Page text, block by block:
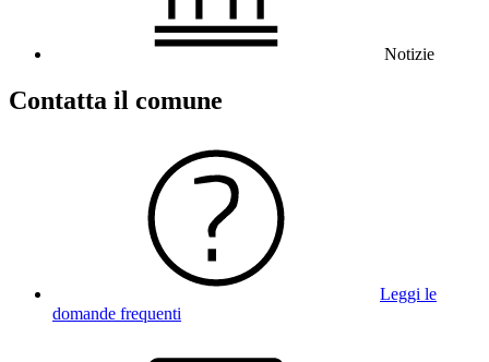
Notizie
Contatta il comune
Leggi le
domande frequenti